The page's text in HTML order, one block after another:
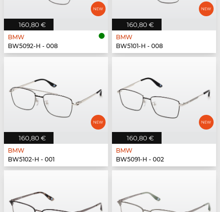
160,80 €
BMW
BW5092-H - 008
160,80 €
BMW
BW5101-H - 008
160,80 €
BMW
BW5102-H - 001
160,80 €
BMW
BW5091-H - 002